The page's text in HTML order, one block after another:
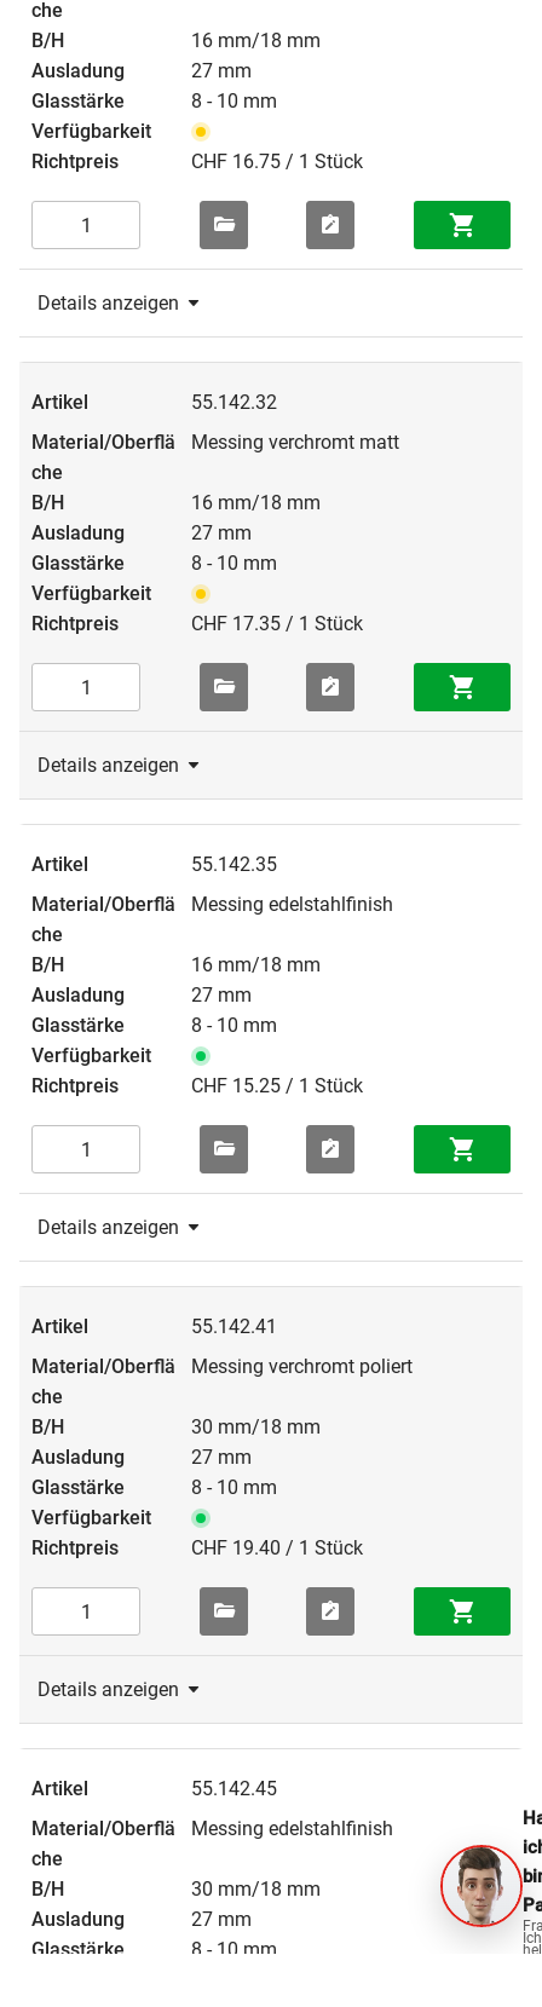
16 mm/18 mm
27 mm
8 - 10 mm
CHF 16.75 / 1 Stück
Details anzeigen
55.142.32
Messing verchromt matt
16 mm/18 mm
27 mm
8 - 10 mm
CHF 17.35 / 1 Stück
Details anzeigen
55.142.35
Messing edelstahlfinish
16 mm/18 mm
27 mm
8 - 10 mm
CHF 15.25 / 1 Stück
Details anzeigen
55.142.41
Messing verchromt poliert
30 mm/18 mm
27 mm
8 - 10 mm
CHF 19.40 / 1 Stück
Details anzeigen
55.142.45
Messing edelstahlfinish
30 mm/18 mm
27 mm
8 - 10 mm
Ich